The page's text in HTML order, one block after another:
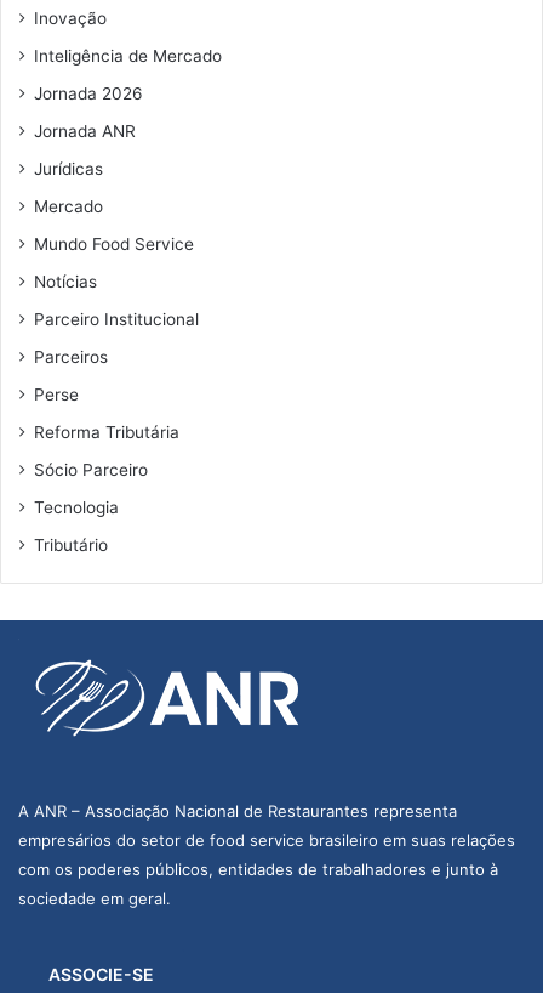
a
i
Inovação
Inteligência de Mercado
Jornada 2026
Jornada ANR
Jurídicas
Mercado
Mundo Food Service
Notícias
Parceiro Institucional
Parceiros
Perse
Reforma Tributária
Sócio Parceiro
Tecnologia
Tributário
A ANR – Associação Nacional de Restaurantes representa
empresários do setor de food service brasileiro em suas relações
com os poderes públicos, entidades de trabalhadores e junto à
sociedade em geral.
ASSOCIE-SE